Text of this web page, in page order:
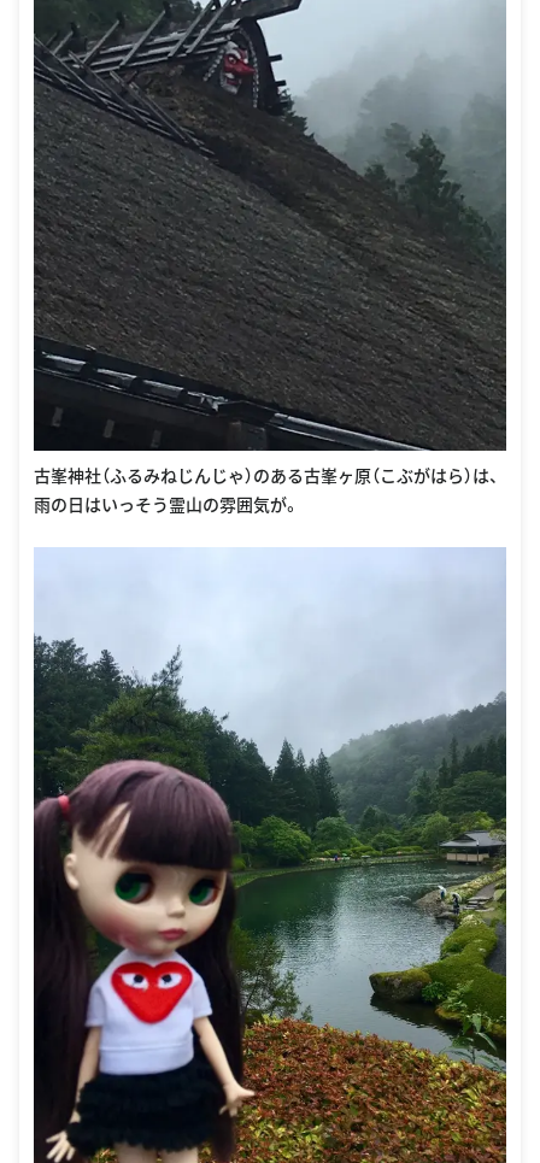
古峯神社（ふるみねじんじゃ）のある古峯ヶ原（こぶがはら）は、
雨の日はいっそう霊山の雰囲気が。